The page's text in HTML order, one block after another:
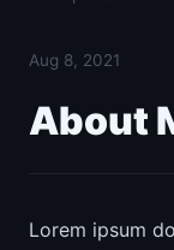
Aug 8, 2021
About
Lorem ipsum